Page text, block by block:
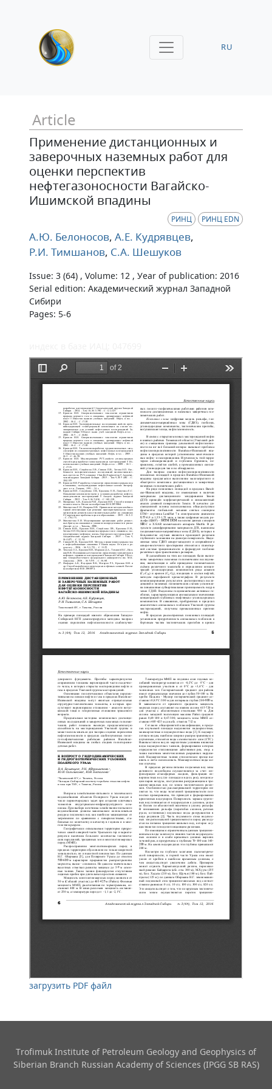
RU
Article
Применение дистанционных и
заверочных наземных работ для
оценки перспектив
нефтегазоносности Вагайско-
Ишимской впадины
РИНЦ РИНЦ EDN
А.Ю. Белоносов, А.Е. Кудрявцев,
Р.И. Тимшанов, С.А. Шешуков
Issue: 3 (64) , Volume: 12 , Уear of publication: 2016
Serial edition: Академический журнал Западной
Сибири
Pages: 5-6
загрузить PDF файл
Trofimuk Institute of Petroleum Geology and Geophysics​ of
Siberian Branch Russian Academy of Sciences (IPGG SB RAS)